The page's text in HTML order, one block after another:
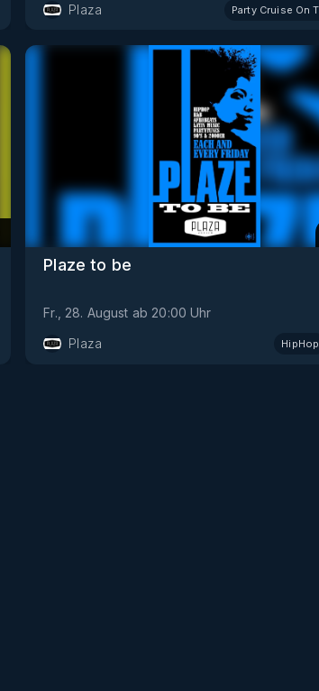
Plaza
Party Cruise On
Plaze to be
Fr., 28. August ab 20:00 Uhr
Plaza
HipHop